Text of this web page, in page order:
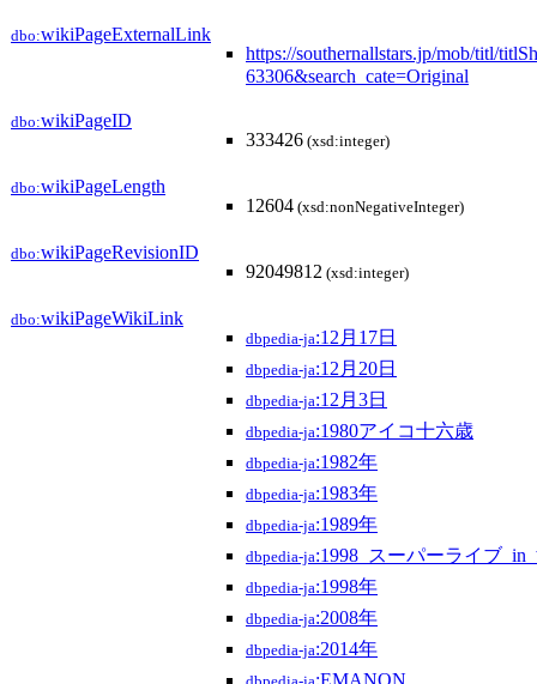
dbo:wikiPageExternalLink
https://southernallstars.jp/mob/titl/
63306&search_cate=Original
dbo:wikiPageID
333426 (xsd:integer)
dbo:wikiPageLength
12604 (xsd:nonNegativeInteger)
dbo:wikiPageRevisionID
92049812 (xsd:integer)
dbo:wikiPageWikiLink
dbpedia-ja:12月17日
dbpedia-ja:12月20日
dbpedia-ja:12月3日
dbpedia-ja:1980アイコ十六歳
dbpedia-ja:1982年
dbpedia-ja:1983年
dbpedia-ja:1989年
dbpedia-ja:1998_スーパーライブ
dbpedia-ja:1998年
dbpedia-ja:2008年
dbpedia-ja:2014年